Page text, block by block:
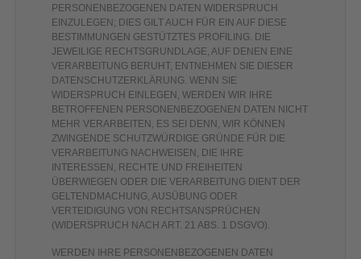
PERSONENBEZOGENEN DATEN WIDERSPRUCH
EINZULEGEN; DIES GILT AUCH FÜR EIN AUF DIESE
BESTIMMUNGEN GESTÜTZTES PROFILING. DIE
JEWEILIGE RECHTSGRUNDLAGE, AUF DENEN EINE
VERARBEITUNG BERUHT, ENTNEHMEN SIE DIESER
DATENSCHUTZERKLÄRUNG. WENN SIE
WIDERSPRUCH EINLEGEN, WERDEN WIR IHRE
BETROFFENEN PERSONENBEZOGENEN DATEN NICHT
MEHR VERARBEITEN, ES SEI DENN, WIR KÖNNEN
ZWINGENDE SCHUTZWÜRDIGE GRÜNDE FÜR DIE
VERARBEITUNG NACHWEISEN, DIE IHRE
INTERESSEN, RECHTE UND FREIHEITEN
ÜBERWIEGEN ODER DIE VERARBEITUNG DIENT DER
GELTENDMACHUNG, AUSÜBUNG ODER
VERTEIDIGUNG VON RECHTSANSPRÜCHEN
(WIDERSPRUCH NACH ART. 21 ABS. 1 DSGVO).
WERDEN IHRE PERSONENBEZOGENEN DATEN